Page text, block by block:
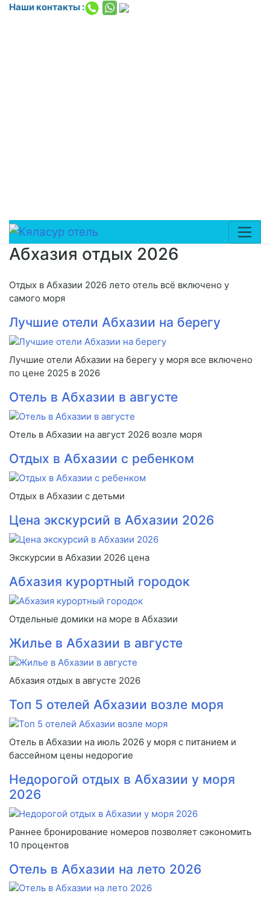
Наши контакты :
Абхазия отдых 2026
Отдых в Абхазии 2026 лето отель всё включено у
самого моря
Лучшие отели Абхазии на берегу
Лучшие отели Абхазии на берегу у моря все включено
по цене 2025 в 2026
Отель в Абхазии в августе
Отель в Абхазии на август 2026 возле моря
Отдых в Абхазии с ребенком
Отдых в Абхазии с детьми
Цена экскурсий в Абхазии 2026
Экскурсии в Абхазии 2026 цена
Абхазия курортный городок
Отдельные домики на море в Абхазии
Жилье в Абхазии в августе
Абхазия отдых в августе 2026
Топ 5 отелей Абхазии возле моря
Отель в Абхазии на июль 2026 у моря с питанием и
бассейном цены недорогие
Недорогой отдых в Абхазии у моря
2026
Раннее бронирование номеров позволяет сэкономить
10 процентов
Отель в Абхазии на лето 2026